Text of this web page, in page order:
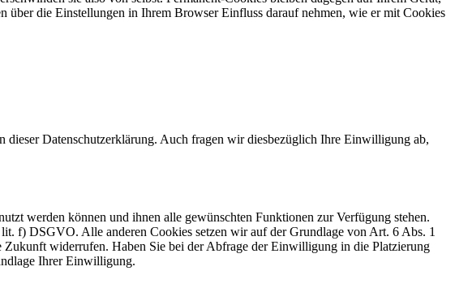
über die Einstellungen in Ihrem Browser Einfluss darauf nehmen, wie er mit Cookies
Datenschutzerklärung. Auch fragen wir diesbezüglich Ihre Einwilligung ab,
werden können und ihnen alle gewünschten Funktionen zur Verfügung stehen.
f) DSGVO. Alle anderen Cookies setzen wir auf der Grundlage von Art. 6 Abs. 1
widerrufen. Haben Sie bei der Abfrage der Einwilligung in die Platzierung
Ihrer Einwilligung.